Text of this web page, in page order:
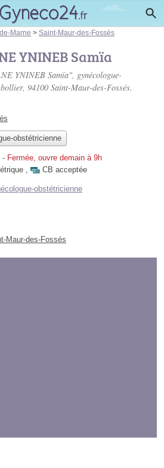
Marne > Saint-Maur-des-Fossés
YNINEB Samïa
YNINEB Samïa", gynécologue-
, 94100 Saint-Maur-des-Fossés.
obstétricienne
- Fermée, ouvre demain à 9h
, CB acceptée
obstétricienne
Maur-des-Fossés